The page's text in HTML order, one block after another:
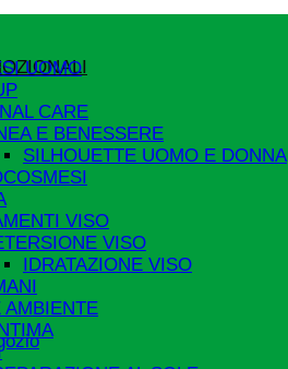
UOMO
CARE
E BENESSERE
SILHOUETTE UOMO E DONNA
VISO
VISO
IDRATAZIONE VISO
AMBIENTE